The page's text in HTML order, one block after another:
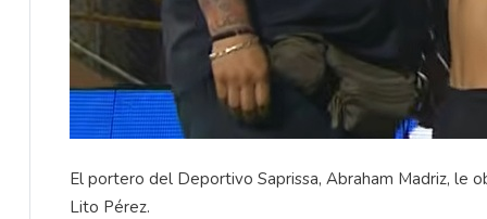
El portero del Deportivo Saprissa, Abraham Madriz, le
Lito Pérez.